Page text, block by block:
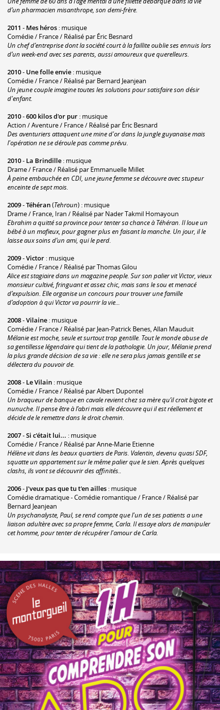
d’un pharmacien misanthrope, son demi-frère.
2011 - Mes héros : musique
Comédie / France / Réalisé par Éric Besnard
Un chef d’entreprise dont la société court à la faillite oublie ses ennuis lors
d’un week-end avec ses parents, aussi amoureux que querelleurs.
2010- Une folle envie : musique
Comédie / France / Réalisé par Bernard Jeanjean
Un jeune couple imagine toutes les solutions pour satisfaire son désir
d'enfant.
2010-600 kilos d'or pur : musique
Action / Aventure / France / Réalisé par Éric Besnard
Des aventuriers attaquent une mine d'or dans la jungle guyanaise mais
l'opération ne se déroule pas comme prévu.
2010- La Brindille : musique
Drame / France / Réalisé par Emmanuelle Millet
À peine embauchée en CDI, une jeune femme se découvre avec stupeur
enceinte de sept mois.
2009-Téhéran(Tehroun) : musique
Drame / France, Iran / Réalisé par Nader Takmil Homayoun
Ebrahim a quitté sa province pour tenter sa chance à Téhéran. Il loue un
bébé à un mafieux, pour gagner plus en faisant la manche. Un jour, il le
laisse aux soins d’un ami, qui le perd.
2009-Victor : musique
Comédie / France / Réalisé par Thomas Gilou
Alice est stagiaire dans un magazine people. Sur son palier vit Victor, vieux
monsieur cultivé, fringuant et assez chic, mais sans le sou et menacé
d’expulsion. Elle organise un concours pour trouver une famille
d’adoption à qui Victor va pourrir la vie...
2008-Vilaine : musique
Comédie / France / Réalisé par Jean-Patrick Benes, Allan Mauduit
Mélanie est moche, seule et surtout trop gentille. Tout le monde abuse de
sa gentillesse légendaire qui tient de la pathologie. Un jour, Mélanie prend
la plus grande décision de sa vie : elle ne sera plus jamais gentille et se
délectera du pouvoir de.
2008- Le Vilain : musique
Comédie / France / Réalisé par Albert Dupontel
Un braqueur de banque en cavale revient chez sa mère qu’il croit bigote et
nunuche. Il pense être à l’abri mais elle découvre qui il est réellement et
décide de le remettre dans le droit chemin.
2007-Si c'était lui... : musique
Comédie / France / Réalisé par Anne-Marie Etienne
Hélène vit dans les beaux quartiers de Paris. Valentin, devenu quasi SDF,
squatte un appartement sur le même palier que le sien. Après quelques
clashs, ils vont se découvrir des affinités..
2006- J'veux pas que tu t'en ailles : musique
Comédie dramatique - Comédie romantique / France / Réalisé par
Bernard Jeanjean
Un psychanalyste, Paul, se rend compte que l'un de ses patients a une
liaison adultère avec sa propre femme, Carla. Il essaye alors de manipuler
cet homme, pour tenter de récupérer l'amour de Carla.